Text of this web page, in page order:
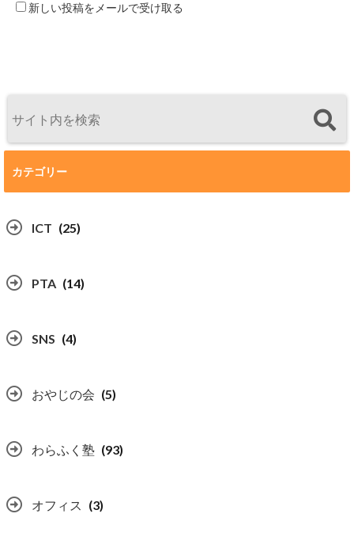
新しい投稿をメールで受け取る
カテゴリー
ICT (25)
PTA (14)
SNS (4)
おやじの会 (5)
わらふく塾 (93)
オフィス (3)